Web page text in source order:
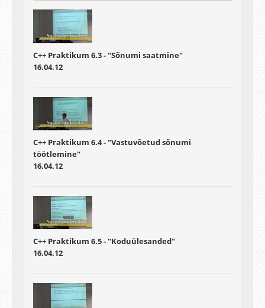
C++ Praktikum 6.3 - "Sõnumi saatmine"
16.04.12
C++ Praktikum 6.4 - "Vastuvõetud sõnumi
töötlemine"
16.04.12
C++ Praktikum 6.5 - "Koduülesanded"
16.04.12